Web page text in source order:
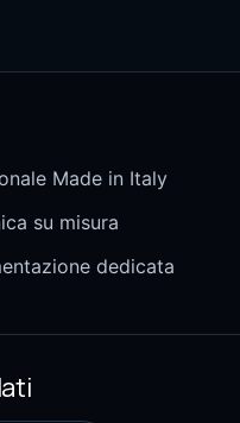
Made in Italy
su misura
dedicata